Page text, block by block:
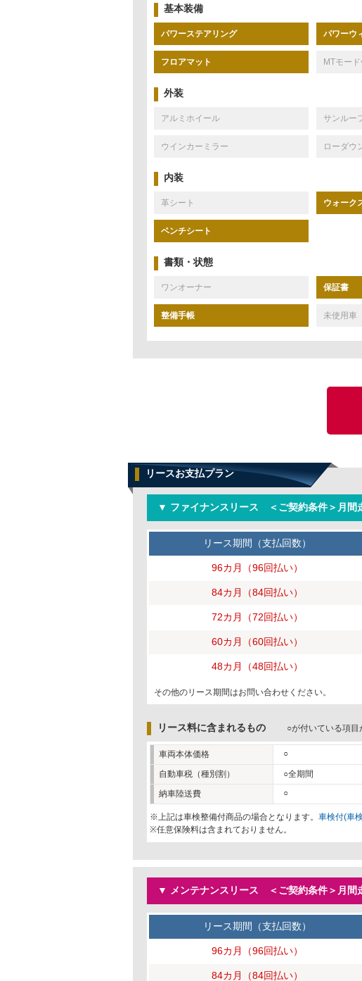
基本装備
パワーステアリング パワーウ
フロアマット MTモー
外装
アルミホイール サンルー
ウインカーミラー ローダウ
内装
革シート ウォーク
ベンチシート
書類・状態
ワンオーナー 保証書
整備手帳 未使用車
リースお支払プラン
▼ ファイナンスリース ＜ご契約条件＞月間
リース期間（支払回数）
96カ月（96回払い）
84カ月（84回払い）
72カ月（72回払い）
60カ月（60回払い）
48カ月（48回払い）
その他のリース期間はお問い合わせください。
リース料に含まれるもの ○が付いている項目
車両本体価格 ○
自動車税（種別割） ○全期間
納車陸送費
○
※上記は車検整備付商品の場合となります。 車検付(車
※任意保険料は含まれておりません。
▼ メンテナンスリース ＜ご契約条件＞月間
リース期間（支払回数）
96カ月（96回払い）
84カ月（84回払い）